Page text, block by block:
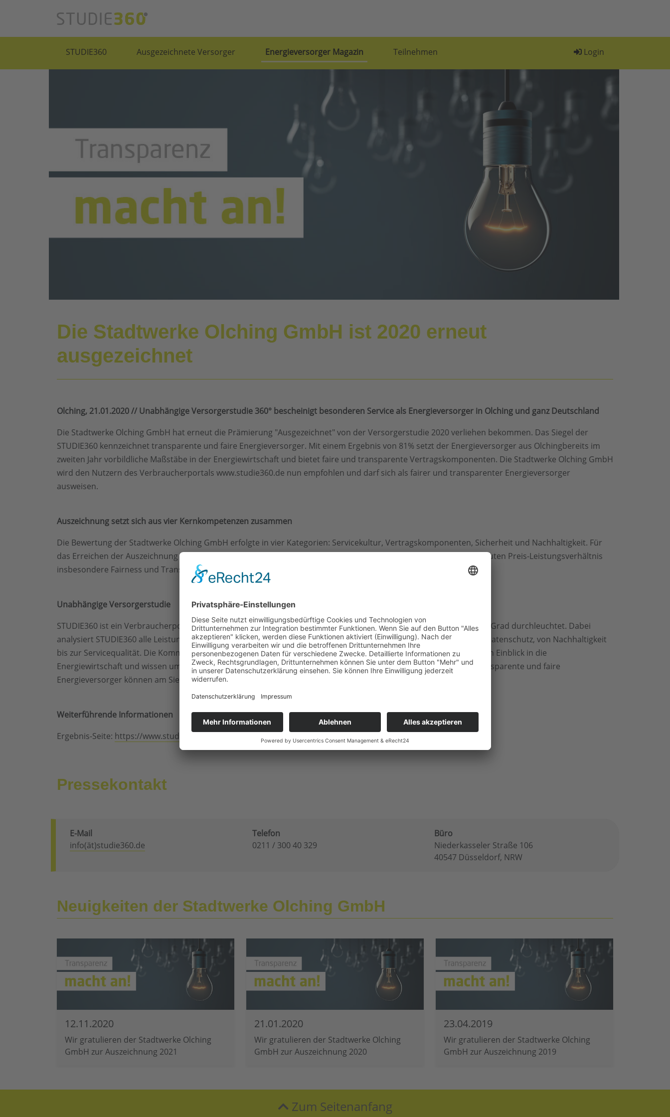
STUDIE360 Ausgezeichnete Versorger Energieversorger Magazin Teilnehmen Login
Die Stadtwerke Olching GmbH ist 2020 erneut
ausgezeichnet
Olching, 21.01.2020 // Unabhängige Versorgerstudie 360° bescheinigt besonderen Service als Energieversorger in Olching und ganz Deutschland
Die Stadtwerke Olching GmbH hat erneut die Prämierung "Ausgezeichnet" von der Versorgerstudie 2020 verliehen bekommen. Das Siegel der
STUDIE360 kennzeichnet transparente und faire Energieversorger. Mit einem Ergebnis von 81% setzt der Energieversorger aus Olchingbereits im
zweiten Jahr vorbildliche Maßstäbe in der Energiewirtschaft und bietet faire und transparente Vertragskomponenten. Die Stadtwerke Olching GmbH
wird den Nutzern des Verbraucherportals www.studie360.de nun empfohlen und darf sich als fairer und transparenter Energieversorger
ausweisen.
Auszeichnung setzt sich aus vier Kernkompetenzen zusammen
Die Bewertung der Stadtwerke Olching GmbH erfolgte in vier Kategorien: Servicekultur, Vertragskomponenten, Sicherheit und Nachhaltigkeit. Für
das Erreichen der Auszeichnung ist es erforderlich, in jeder Kategorie zu überzeugen. Somit werden neben einem guten Preis-Leistungsverhältnis
insbesondere Fairness und Transparenz für den Kunden in den Fokus gerückt.
Unabhängige Versorgerstudie
STUDIE360 ist ein Verbraucherportal, das eine unabhängige Versorgerstudie durchführt, die den Energiemarkt 360 Grad durchleuchtet. Dabei
analysiert STUDIE360 alle Leistungen, die ein Energieversorger für seine Kunden erbringt. Von Vertragslaufzeit bis Datenschutz, von Nachhaltigkeit
bis zur Servicequalität. Die Kommunikationsspezialisten und Analysten der STUDIE360 haben seit Jahren einen tiefen Einblick in die
Energiewirtschaft und wissen um deren Schwachstellen. Dieses Fachwissen wird mit den Verbrauchern geteilt. Transparente und faire
Energieversorger können am Siegel der STUDIE360 erkannt werden.
Weiterführende Informationen
Ergebnis-Seite: https://www.studie360.de/energieversorger/Stadtwerke-Olching-GmbH.html
Pressekontakt
E-Mail
info(ät)studie360.de
Telefon
0211 / 300 40 329
Büro
Niederkasseler Straße 106
40547 Düsseldorf, NRW
Neuigkeiten der Stadtwerke Olching GmbH
12.11.2020
Wir gratulieren der Stadtwerke Olching
GmbH zur Auszeichnung 2021
21.01.2020
Wir gratulieren der Stadtwerke Olching
GmbH zur Auszeichnung 2020
23.04.2019
Wir gratulieren der Stadtwerke Olching
GmbH zur Auszeichnung 2019
Zum Seitenanfang